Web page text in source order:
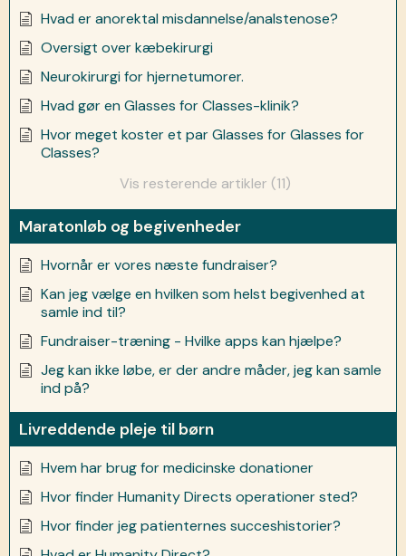
Hvad er anorektal misdannelse/analstenose?
Oversigt over kæbekirurgi
Neurokirurgi for hjernetumorer.
Hvad gør en Glasses for Classes-klinik?
Hvor meget koster et par Glasses for Glasses for
Classes?
Vis resterende artikler (11)
Maratonløb og begivenheder
Hvornår er vores næste fundraiser?
Kan jeg vælge en hvilken som helst begivenhed at
samle ind til?
Fundraiser-træning - Hvilke apps kan hjælpe?
Jeg kan ikke løbe, er der andre måder, jeg kan samle
ind på?
Livreddende pleje til børn
Hvem har brug for medicinske donationer
Hvor finder Humanity Directs operationer sted?
Hvor finder jeg patienternes succeshistorier?